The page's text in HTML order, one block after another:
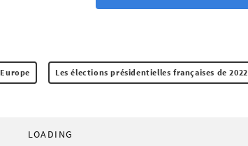
Europe Les élections présidentielles françaises de 2022
LOADING